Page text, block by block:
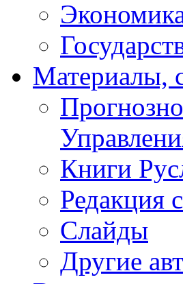
Материалы,
Книги
Редакция
Слайды
Другие